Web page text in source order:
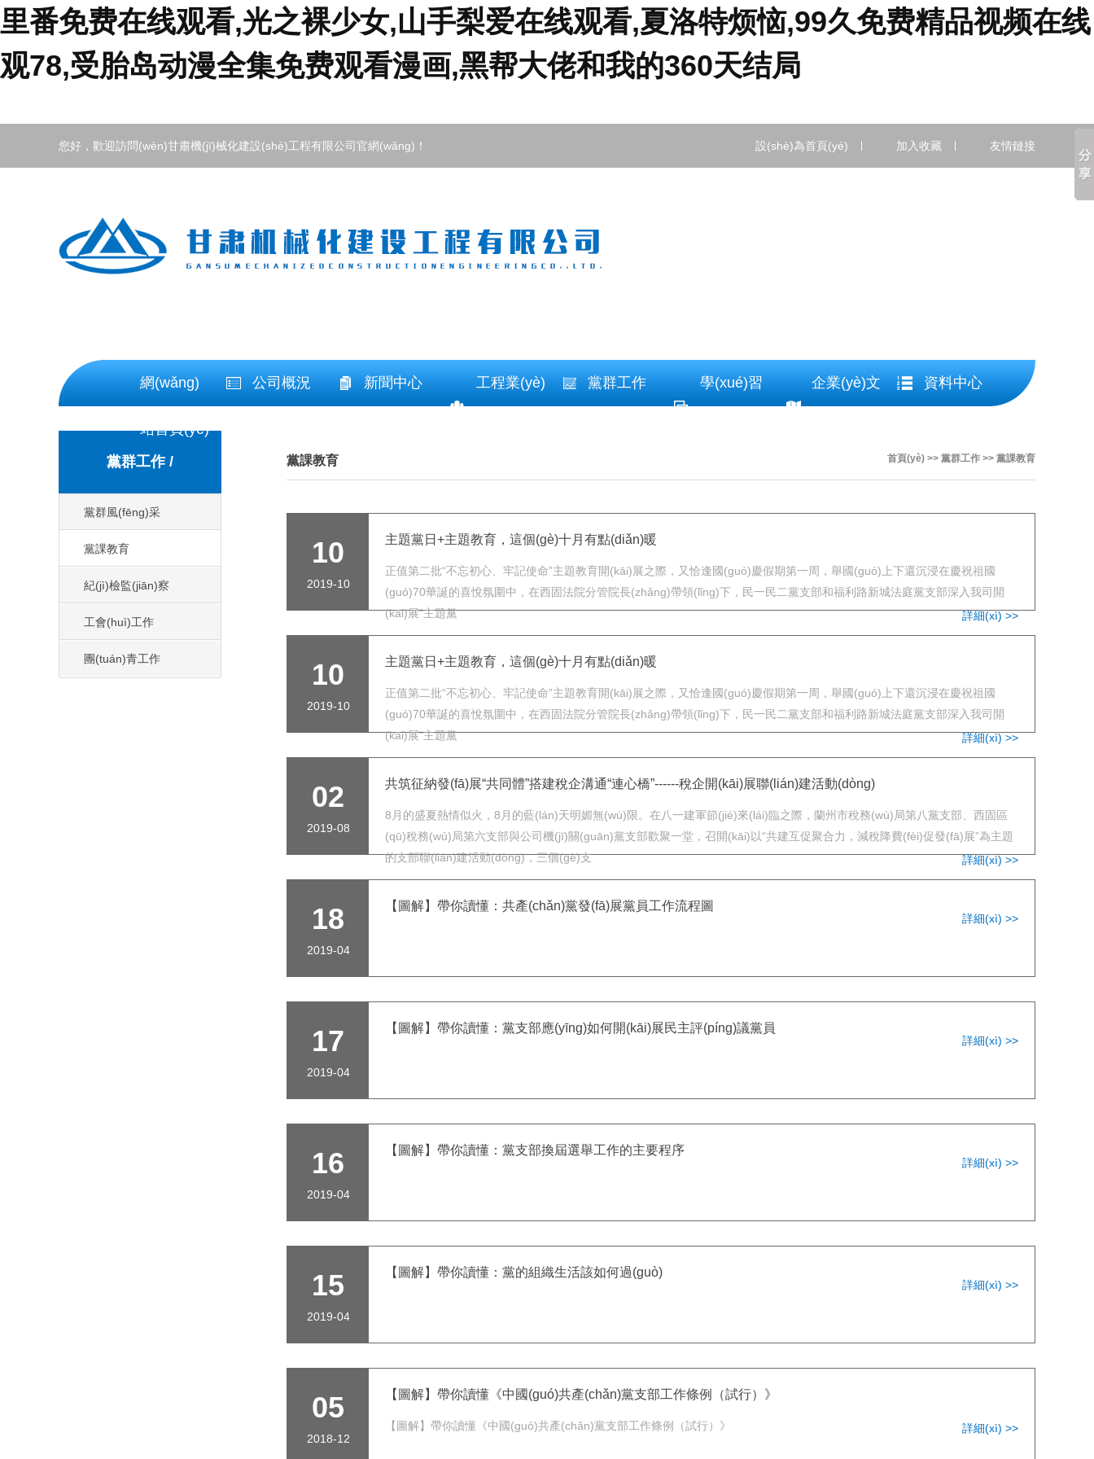
里番免费在线观看,光之裸少女,山手梨爱在线观看,夏洛特烦恼,99久免费精品视频在线
观78,受胎岛动漫全集免费观看漫画,黑帮大佬和我的360天结局
您好，歡迎訪問(wèn)甘肅機(jī)械化建設(shè)工程有限公司官網(wǎng)！ 設(shè)為首頁(yè) 加入收藏 友情鏈接
網(wǎng)
站首頁(yè)
公司概況 新聞中心 工程業(yè) 黨群工作 學(xué)習 企業(yè)文 資料中心
首頁(yè) >> 黨群工作 >> 黨課教育
黨課教育
10
2019-10
主題黨日+主題教育，這個(gè)十月有點(diǎn)暖
正值第二批“不忘初心、牢記使命”主題教育開(kāi)展之際，又恰逢國(guó)慶假期第一周，舉國(guó)上下還沉浸在慶祝祖國
(guó)70華誕的喜悅氛圍中，在西固法院分管院長(zhǎng)帶領(lǐng)下，民一民二黨支部和福利路新城法庭黨支部深入我司開
(kāi)展“主題黨
詳細(xì) >>
10
2019-10
主題黨日+主題教育，這個(gè)十月有點(diǎn)暖
正值第二批“不忘初心、牢記使命”主題教育開(kāi)展之際，又恰逢國(guó)慶假期第一周，舉國(guó)上下還沉浸在慶祝祖國
(guó)70華誕的喜悅氛圍中，在西固法院分管院長(zhǎng)帶領(lǐng)下，民一民二黨支部和福利路新城法庭黨支部深入我司開
(kāi)展“主題黨
詳細(xì) >>
02
2019-08
共筑征納發(fā)展“共同體”搭建稅企溝通“連心橋”------稅企開(kāi)展聯(lián)建活動(dòng)
8月的盛夏熱情似火，8月的藍(lán)天明媚無(wú)限。在八一建軍節(jié)來(lái)臨之際，蘭州市稅務(wù)局第八黨支部、西固區
(qū)稅務(wù)局第六支部與公司機(jī)關(guān)黨支部歡聚一堂，召開(kāi)以“共建互促聚合力，減稅降費(fèi)促發(fā)展”為主題
的支部聯(lián)建活動(dòng)，三個(gè)支
詳細(xì) >>
18
2019-04
【圖解】帶你讀懂：共產(chǎn)黨發(fā)展黨員工作流程圖
詳細(xì) >>
17
2019-04
【圖解】帶你讀懂：黨支部應(yīng)如何開(kāi)展民主評(píng)議黨員
詳細(xì) >>
16
2019-04
【圖解】帶你讀懂：黨支部換屆選舉工作的主要程序
詳細(xì) >>
15
2019-04
【圖解】帶你讀懂：黨的組織生活該如何過(guò)
詳細(xì) >>
05
2018-12
【圖解】帶你讀懂《中國(guó)共產(chǎn)黨支部工作條例（試行）》
【圖解】帶你讀懂《中國(guó)共產(chǎn)黨支部工作條例（試行）》 詳細(xì) >>
黨群工作 /
黨群風(fēng)采
黨課教育
紀(jì)檢監(jiān)察
工會(huì)工作
團(tuán)青工作